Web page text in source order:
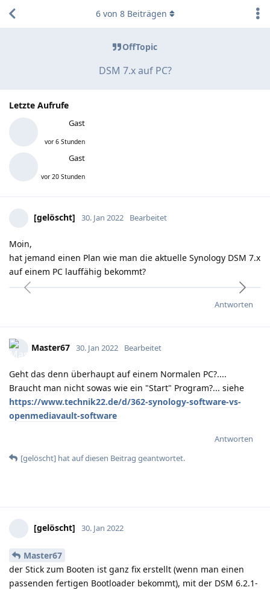
OffTopic
DSM 7.x auf PC?
Letzte Aufrufe
Gast
vor 6 Stunden
Gast
vor 20 Stunden
6von 8Beiträgen
[gelöscht] 30. Jan 2022 Bearbeitet
Moin,
hat jemand einen Plan wie man die aktuelle Synology DSM 7.x
auf einem PC lauffähig bekommt?
Antworten
Master67 30. Jan 2022 Bearbeitet
Geht das denn überhaupt auf einem Normalen PC?....
Braucht man nicht sowas wie ein "Start" Program?... siehe
https://www.technik22.de/d/362-synology-software-vs-
openmediavault-software
Antworten
[gelöscht] hatauf diesen Beitrag geantwortet.
[gelöscht] 30. Jan 2022
Master67
der Stick zum Booten ist ganz fix erstellt (wenn man einen
passenden fertigen Bootloader bekommt), mit der DSM 6.2.1-